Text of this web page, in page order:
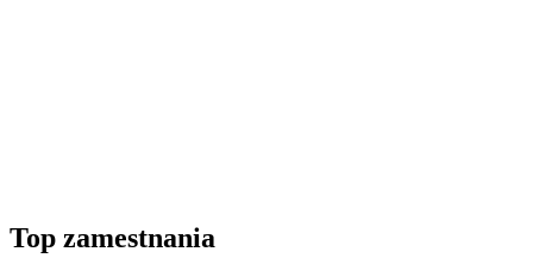
Top zamestnania